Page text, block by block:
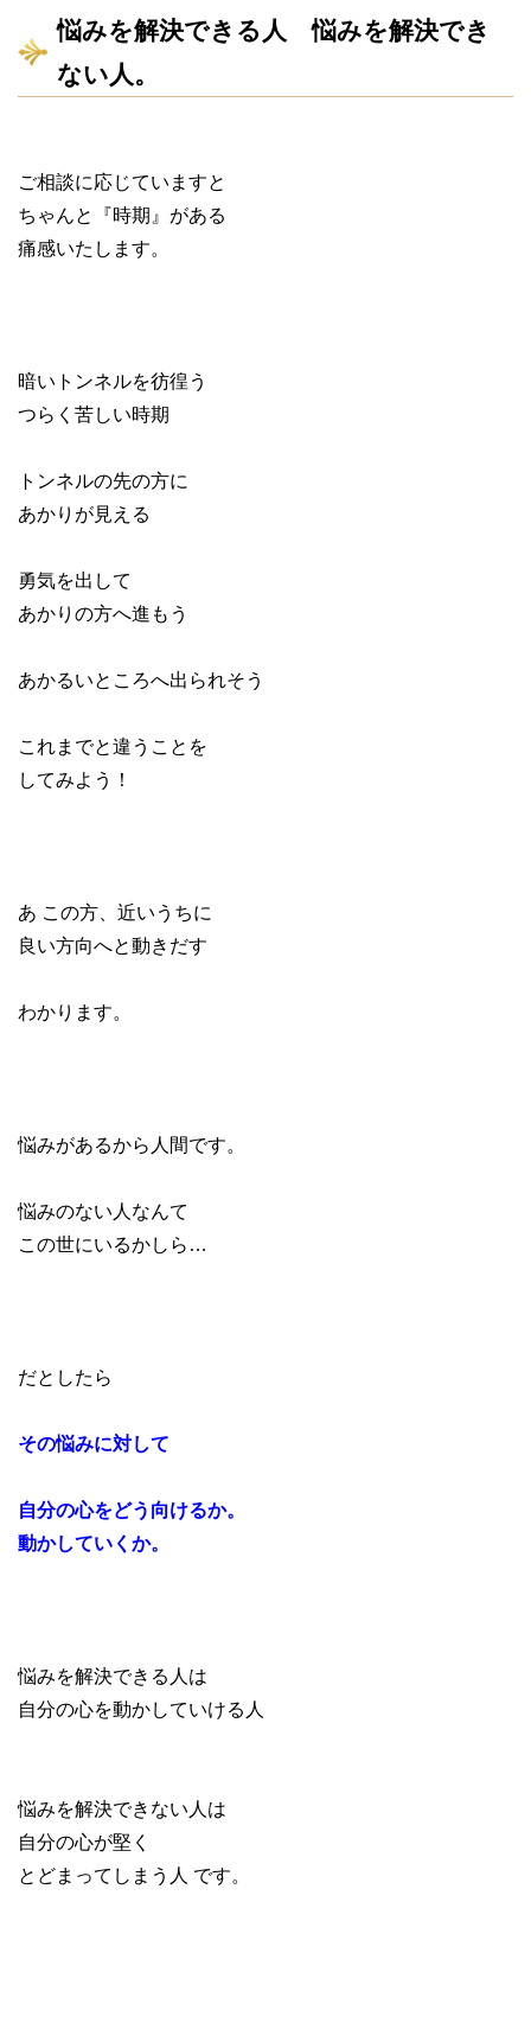
悩みを解決できる人 悩みを解決でき
ない人。
ご相談に応じていますと
ちゃんと『時期』がある
痛感いたします。
暗いトンネルを彷徨う
つらく苦しい時期
トンネルの先の方に
あかりが見える
勇気を出して
あかりの方へ進もう
あかるいところへ出られそう
これまでと違うことを
してみよう！
あ この方、近いうちに
良い方向へと動きだす
わかります。
悩みがあるから人間です。
悩みのない人なんて
この世にいるかしら…
だとしたら
その悩みに対して
自分の心をどう向けるか。
動かしていくか。
悩みを解決できる人は
自分の心を動かしていける人
悩みを解決できない人は
自分の心が堅く
とどまってしまう人 です。